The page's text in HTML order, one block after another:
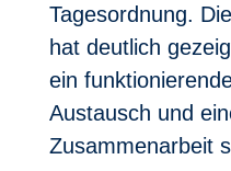
Tagesordnung.
hat deutlich
ein
Austausch und
Zusammenarbeit